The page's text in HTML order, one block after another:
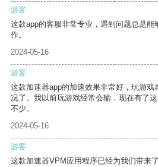
游客
这款app的客服非常专业，遇到问题总是
作。
2024-05-16
游客
这款加速器app的加速效果非常好，玩游
况了。我以前玩游戏经常会输，现在有了
不少。
2024-05-16
游客
这款加速器VPM应用程序已经为我们带来